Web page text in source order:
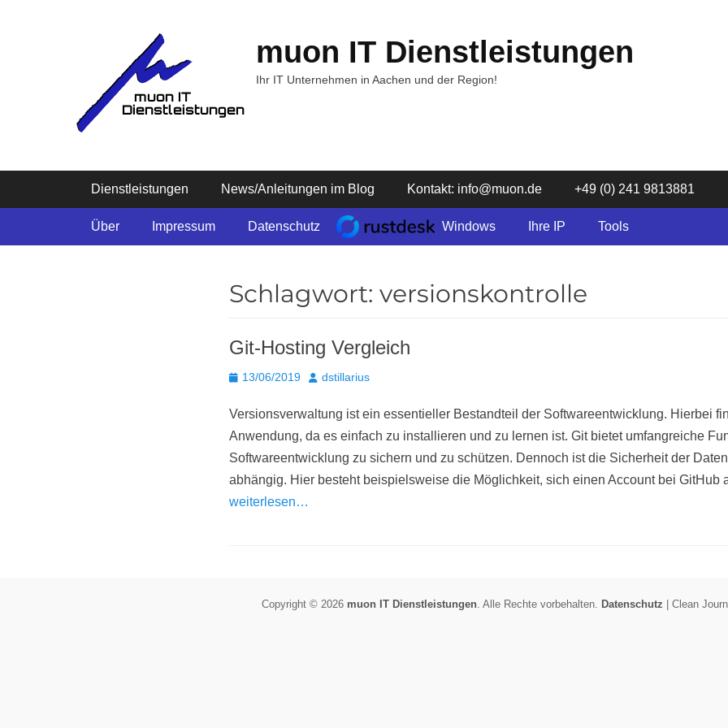
muon IT Dienstleistungen
Ihr IT Unternehmen in Aachen und der Region!
Primäres Menü
Dienstleistungen News/Anleitungen im Blog Kontakt: info@muon.de +49 (0) 241 9813881
Sekundäres Menü
Über Impressum Datenschutz Windows Ihre IP Tools
Schlagwort: versionskontrolle
Git-Hosting Vergleich
Posted
13/06/2019 Autordstillarius
Versionsverwaltung ist ein essentieller Bestandteil der Softwareentwicklung. Hierbei
Anwendung, da es einfach zu installieren und zu lernen ist. Git bietet umfangreiche
Softwareentwicklung zu sichern und zu schützen. Dennoch ist die Sicherheit der
abhängig. Hier besteht beispielsweise die Möglichkeit, sich einen Account bei GitHub
weiterlesen…
Copyright © 2026 muon IT Dienstleistungen. Alle Rechte vorbehalten. Datenschutz | Clean